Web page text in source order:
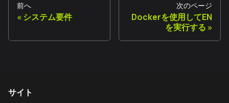
前へ
システム要件
次のページ
Dockerを使用してEN
を実行する
サイト